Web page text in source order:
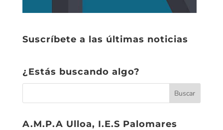
Suscríbete a las últimas noticias
¿Estás buscando algo?
A.M.P.A Ulloa, I.E.S Palomares